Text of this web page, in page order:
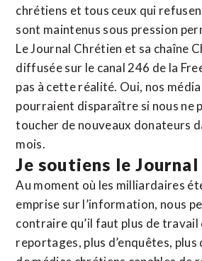
chrétiens et tous ceux qui
sont maintenus sous pression
Le Journal Chrétien et sa chaîne
diffusée sur le canal 246 de la
pas à cette réalité. Oui, nos
pourraient disparaître si nous ne
toucher de nouveaux donateurs
mois.
Je soutiens le
Au moment où les milliardaires
emprise sur l’information, nous
contraire qu’il faut plus de travail
reportages, plus d’enquêtes, plus